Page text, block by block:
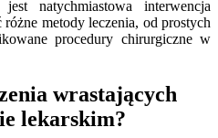
natychmiastowa interwencja
metody leczenia, od prostych
procedury chirurgiczne w
wrastających
lekarskim?